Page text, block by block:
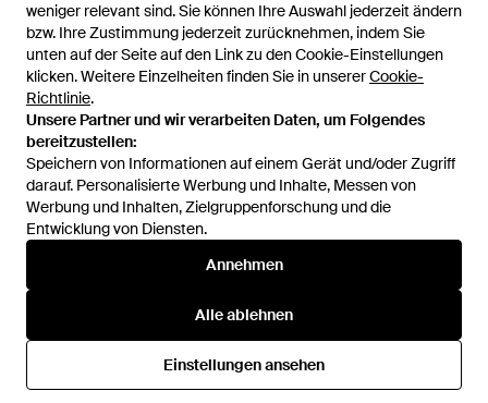
weniger relevant sind. Sie können Ihre Auswahl jederzeit ändern
bzw. Ihre Zustimmung jederzeit zurücknehmen, indem Sie
unten auf der Seite auf den Link zu den Cookie-Einstellungen
klicken. Weitere Einzelheiten finden Sie in unsererCookie-
Richtlinie.
Unsere Partner und wir verarbeiten Daten, um Folgendes
bereitzustellen:
Speichern von Informationen auf einem Gerät und/oder Zugriff
darauf. Personalisierte Werbung und Inhalte, Messen von
Werbung und Inhalten, Zielgruppenforschung und die
Entwicklung von Diensten.
Annehmen
Alle ablehnen
Einstellungen ansehen
weniger relevant sind. Sie können Ihre Auswahl jederzeit ändern
bzw. Ihre Zustimmung jederzeit zurücknehmen, indem Sie
unten auf der Seite auf den Link zu den Cookie-Einstellungen
klicken. Weitere Einzelheiten finden Sie in unsererCookie-
Richtlinie.
Unsere Partner und wir verarbeiten Daten, um Folgendes
bereitzustellen:
Speichern von Informationen auf einem Gerät und/oder Zugriff
darauf. Personalisierte Werbung und Inhalte, Messen von
Werbung und Inhalten, Zielgruppenforschung und die
Entwicklung von Diensten.
Annehmen
Alle ablehnen
Einstellungen ansehen
International
Hilfe und Informationen